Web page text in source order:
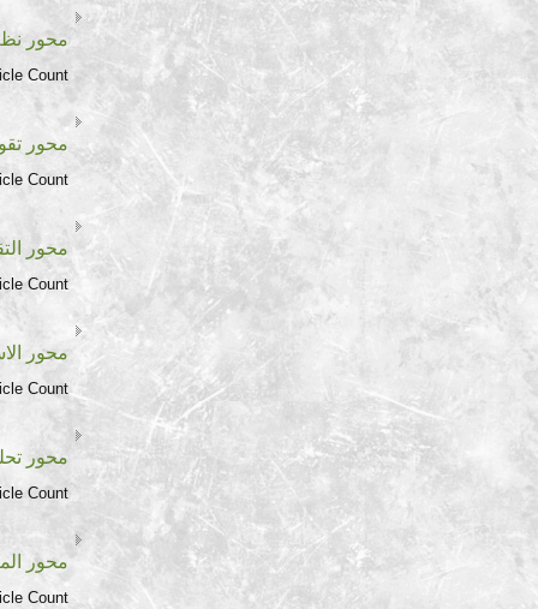
محور
Count:
محور
Count:
محور
Count:
محور
Count:
محور
Count:
محور
Count: